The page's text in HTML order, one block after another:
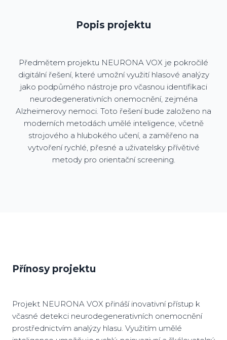
Popis projektu
Předmětem projektu NEURONA VOX je pokročilé
digitální řešení, které umožní využití hlasové analýzy
jako podpůrného nástroje pro včasnou identifikaci
neurodegenerativních onemocnění, zejména
Alzheimerovy nemoci. Toto řešení bude založeno na
moderních metodách umělé inteligence, včetně
strojového a hlubokého učení, a zaměřeno na
vytvoření rychlé, přesné a uživatelsky přívětivé
metody pro orientační screening.
Přínosy projektu
Projekt NEURONA VOX přináší inovativní přístup k
včasné detekci neurodegenerativních onemocnění
prostřednictvím analýzy hlasu. Využitím umělé